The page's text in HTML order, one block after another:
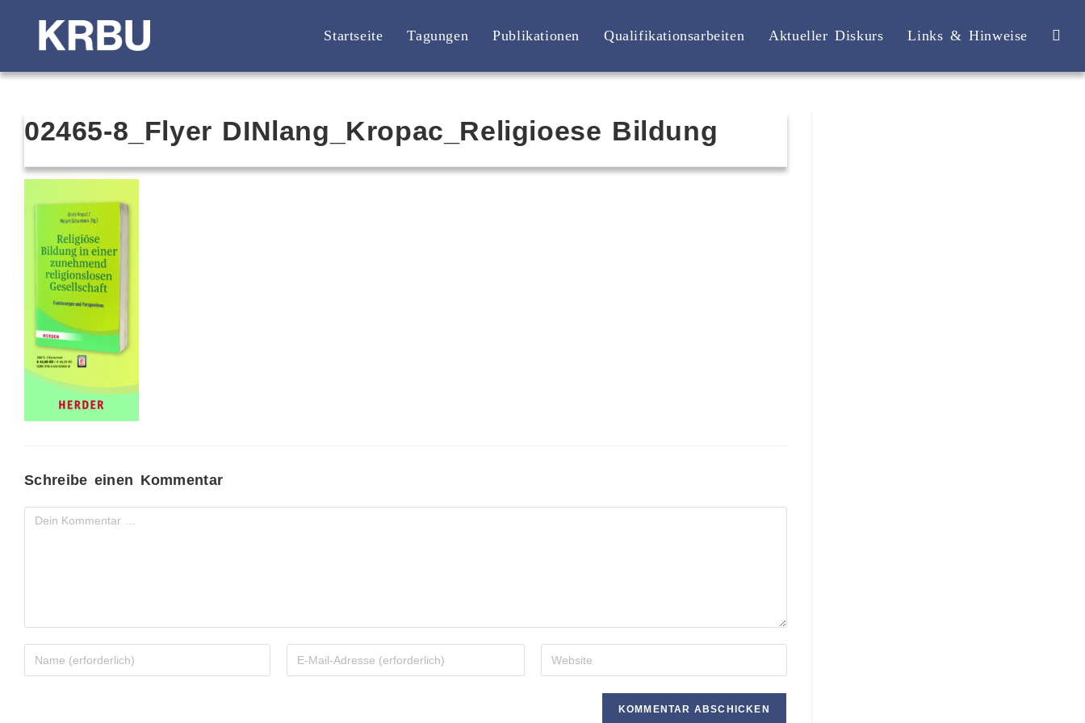
Startseite Tagungen Publikationen Qualifikationsarbeiten Aktueller Diskurs Links & Hinweise
02465-8_Flyer DINlang_Kropac_Religioese Bildung
Schreibe einen Kommentar